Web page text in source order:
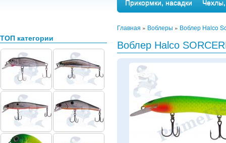
Прикормки, насадки
ТОП категории
Главная » Воблеры » Воблер Halco
Воблер Halco